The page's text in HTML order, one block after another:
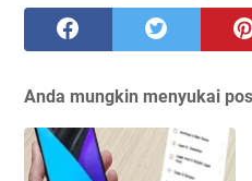
Anda mungkin menyukai